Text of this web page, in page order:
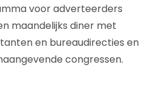
voor adverteerders
maandelijks diner met
en bureaudirecties en
congressen.